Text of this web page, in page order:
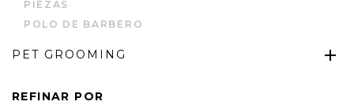
PIEZAS
POLO DE BARBERO
PET GROOMING
REFINAR POR